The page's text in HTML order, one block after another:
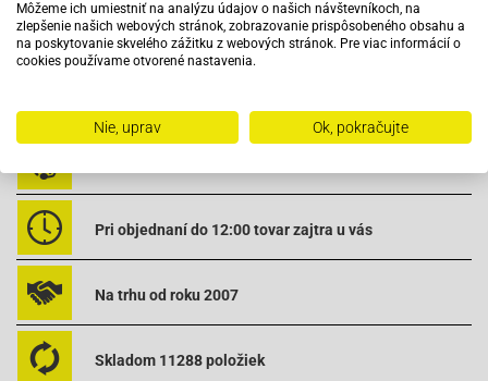
Priemer klúča:
16mm
Odrušenie:
ANO
Teplota:
8
Pri objednaní do 12:00 tovar zajtra u vás
Na trhu od roku 2007
Skladom 11288 položiek
Môžeme ich umiestniť na analýzu údajov o našich návštevníkoch, na
zlepšenie našich webových stránok, zobrazovanie prispôsobeného obsahu a
na poskytovanie skvelého zážitku z webových stránok. Pre viac informácií o
cookies používame otvorené nastavenia.
Nie, uprav Ok, pokračujte